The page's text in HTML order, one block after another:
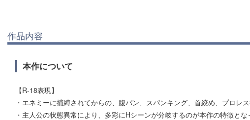
作品内容
本作について
【R-18表現】
・エネミーに捕縛されてからの、腹パン、スパンキング、首絞め、プロ
・主人公の状態異常により、多彩にHシーンが分岐するのが本作の特徴とな